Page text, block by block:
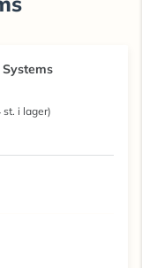
st. i lager)